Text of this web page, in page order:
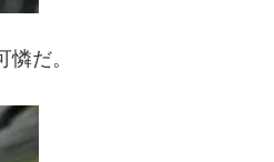
だ。